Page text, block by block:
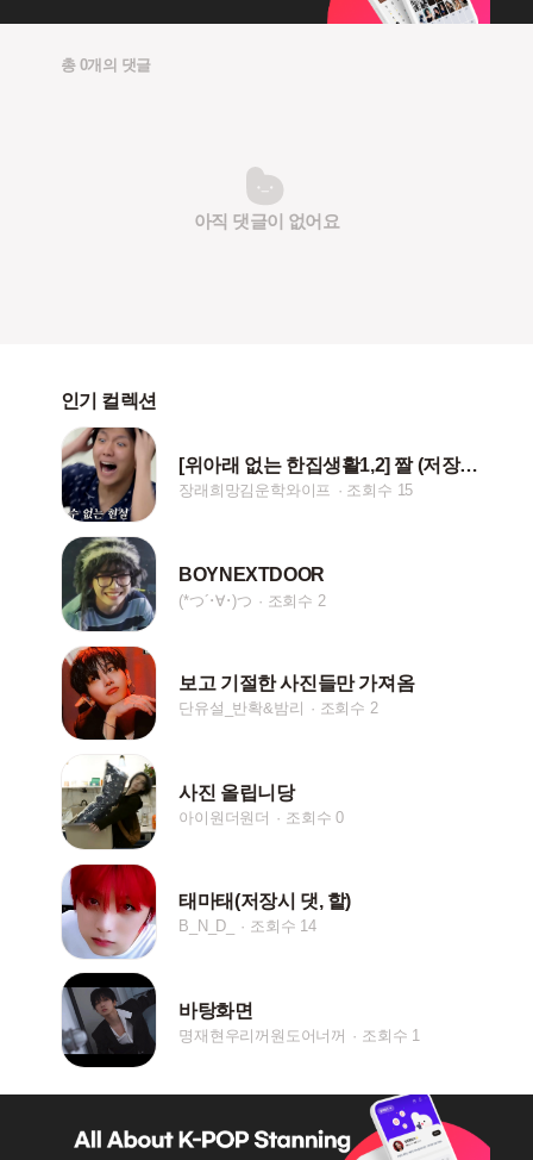
총 0개의 댓글
아직 댓글이 없어요
인기 컬렉션
[위아래 없는 한집생활1,2] 짤 (저장시 핱/댓)
장래희망김운학와이프 조회수 15
BOYNEXTDOOR
(*つ´･∀･)つ 조회수 2
보고 기절한 사진들만 가져옴
단유설_반확&밤리 조회수 2
사진 올립니당
아이원더원더 조회수 0
태마태(저장시 댓, 핱)
B_N_D_ 조회수 14
바탕화면
명재현우리꺼원도어너꺼 조회수 1